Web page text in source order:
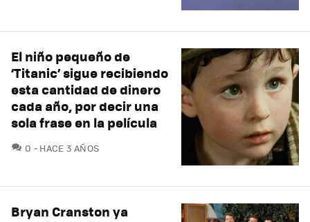
El niño pequeño de
‘Titanic’ sigue recibiendo
esta cantidad de dinero
cada año, por decir una
sola frase en la película
0 COMENTARIOS
HACE 3 AÑOS
Bryan Cranston ya